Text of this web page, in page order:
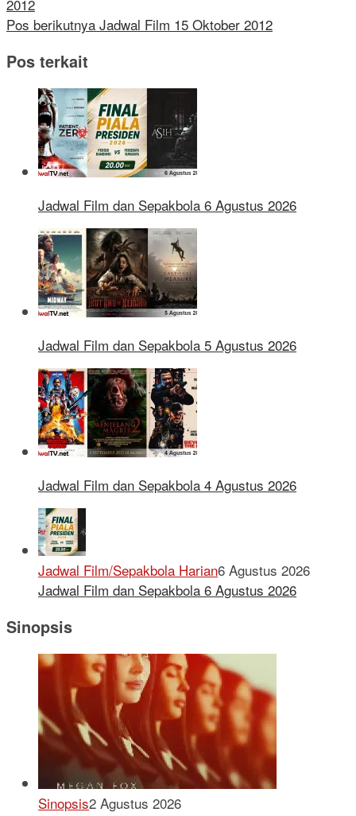
2012
Pos berikutnya Jadwal Film 15 Oktober 2012
Pos terkait
Jadwal Film dan Sepakbola 6 Agustus 2026
Jadwal Film dan Sepakbola 5 Agustus 2026
Jadwal Film dan Sepakbola 4 Agustus 2026
Jadwal Film/Sepakbola Harian6 Agustus 2026
Jadwal Film dan Sepakbola 6 Agustus 2026
Sinopsis
Sinopsis2 Agustus 2026